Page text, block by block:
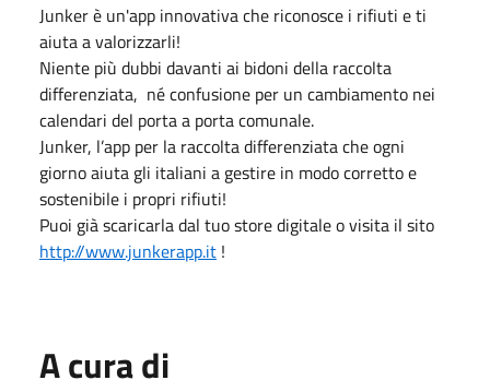
Junker è un'app innovativa che riconosce i rifiuti e ti
aiuta a valorizzarli!
Niente più dubbi davanti ai bidoni della raccolta
differenziata, né confusione per un cambiamento nei
calendari del porta a porta comunale.
Junker, l’app per la raccolta differenziata che ogni
giorno aiuta gli italiani a gestire in modo corretto e
sostenibile i propri rifiuti!
Puoi già scaricarla dal tuo store digitale o visita il sito
http://www.junkerapp.it !
A cura di